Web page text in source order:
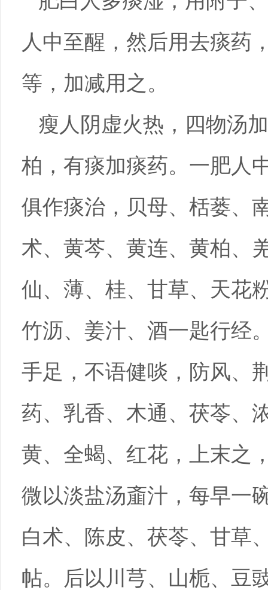
人中至醒，然后用去痰药
等，加减用之。
瘦人阴虚火热，四物汤
柏，有痰加痰药。一肥人
俱作痰治，贝母、栝蒌、
术、黄芩、黄连、黄柏、
仙、薄、桂、甘草、天花
竹沥、姜汁、酒一匙行经
手足，不语健啖，防风、
药、乳香、木通、茯苓、
黄、全蝎、红花，上末之
微以淡盐汤齑汁，每早一
白术、陈皮、茯苓、甘草
帖。后以川芎、山栀、豆